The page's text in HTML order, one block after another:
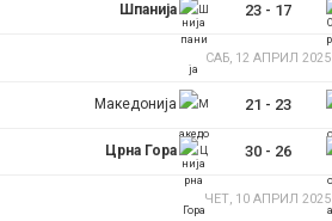
Шпанија 23- 17
САБ, 12 АПРИЛ 2025
Македонија 21 - 23
Црна Гора 30- 26
ЧЕТ, 10 АПРИЛ 2025